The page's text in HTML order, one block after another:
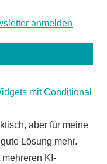
mit Conditional
aber für meine
Lösung mehr.
KI-